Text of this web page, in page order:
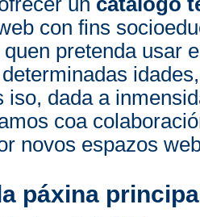
con fins
pretenda usar
iso, dada a
coa
novos espazos
páxina